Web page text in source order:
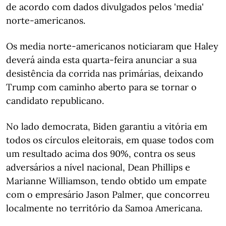
de acordo com dados divulgados pelos 'media'
norte-americanos.
Os media norte-americanos noticiaram que Haley
deverá ainda esta quarta-feira anunciar a sua
desistência da corrida nas primárias, deixando
Trump com caminho aberto para se tornar o
candidato republicano.
No lado democrata, Biden garantiu a vitória em
todos os círculos eleitorais, em quase todos com
um resultado acima dos 90%, contra os seus
adversários a nível nacional, Dean Phillips e
Marianne Williamson, tendo obtido um empate
com o empresário Jason Palmer, que concorreu
localmente no território da Samoa Americana.